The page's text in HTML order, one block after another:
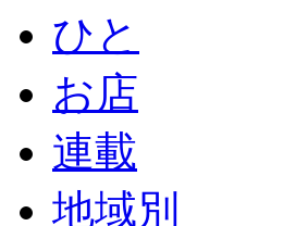
ひと
お店
連載
地域別